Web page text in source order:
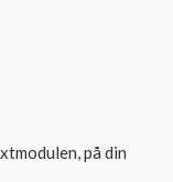
på din